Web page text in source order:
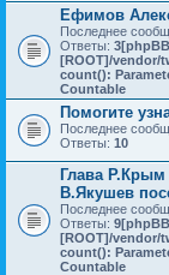
Ефимов
Последнее
Ответы: 3
[ROOT]/vendor/
count():
Countable
Помогите
Последнее
Ответы: 10
Глава Р.Крым
В.Якушев
Последнее
Ответы: 9
[ROOT]/vendor/
count():
Countable